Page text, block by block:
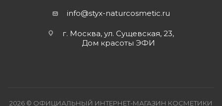
info@styx-naturcosmetic.ru
г. Москва, ул. Сущевская, 23,
Дом красоты ЭФИ
2026 © ОФИЦИАЛЬНЫЙ ИНТЕРНЕТ-МАГАЗИН КОСМЕТИКИ